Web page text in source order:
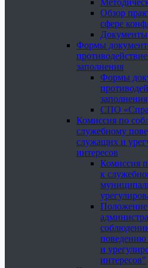
Обзор
сфере
Документы
Формы
заполнения
Формы
заполнения
СПО
Комиссия по
служебному
служащих и
интересов
Комиссия
к
и
интересов"